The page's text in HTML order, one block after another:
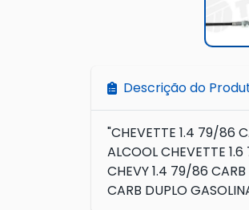
Descrição do
"CHEVETTE 1.4 79/86
ALCOOL CHEVETTE
CHEVY 1.4 79/86
CARB DUPLO